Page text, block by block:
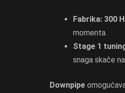
Fabrika: 300
momenta.
Stage 1
snaga skače
Downpipe